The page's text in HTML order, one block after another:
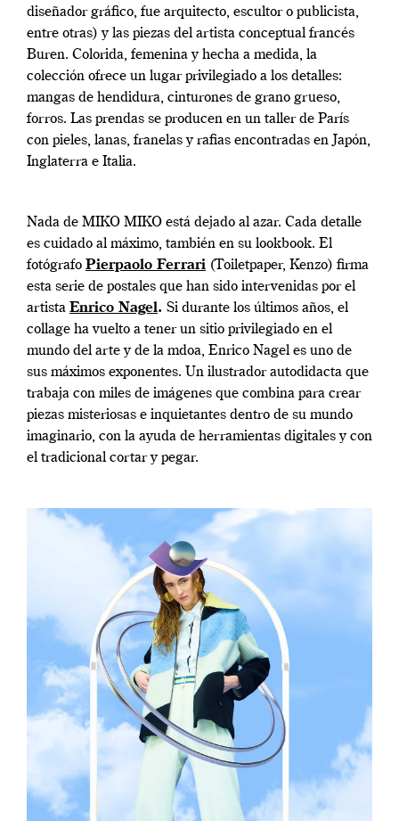
diseñador gráfico, fue arquitecto, escultor o publicista,
entre otras) y las piezas del artista conceptual francés
Buren. Colorida, femenina y hecha a medida, la
colección ofrece un lugar privilegiado a los detalles:
mangas de hendidura, cinturones de grano grueso,
forros. Las prendas se producen en un taller de París
con pieles, lanas, franelas y rafias encontradas en Japón,
Inglaterra e Italia.
Nada de MIKO MIKO está dejado al azar. Cada detalle
es cuidado al máximo, también en su lookbook. El
fotógrafo Pierpaolo Ferrari (Toiletpaper, Kenzo) firma
esta serie de postales que han sido intervenidas por el
artista Enrico Nagel. Si durante los últimos años, el
collage ha vuelto a tener un sitio privilegiado en el
mundo del arte y de la mdoa, Enrico Nagel es uno de
sus máximos exponentes. Un ilustrador autodidacta que
trabaja con miles de imágenes que combina para crear
piezas misteriosas e inquietantes dentro de su mundo
imaginario, con la ayuda de herramientas digitales y con
el tradicional cortar y pegar.